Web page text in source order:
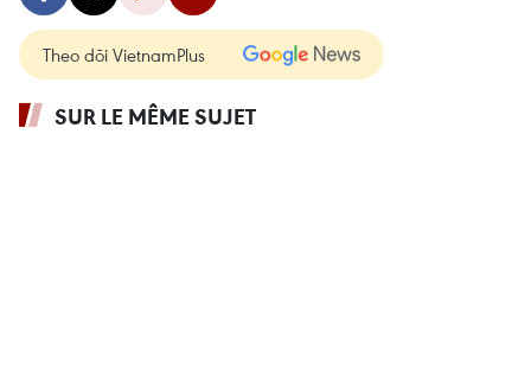
Theo dõi VietnamPlus
SUR LE MÊME SUJET